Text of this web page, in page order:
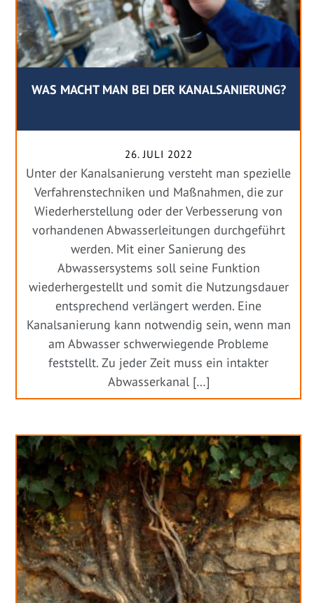
WAS MACHT MAN BEI DER KANALSANIERUNG?
26. JULI 2022
Unter der Kanalsanierung versteht man spezielle
Verfahrenstechniken und Maßnahmen, die zur
Wiederherstellung oder der Verbesserung von
vorhandenen Abwasserleitungen durchgeführt
werden. Mit einer Sanierung des
Abwassersystems soll seine Funktion
wiederhergestellt und somit die Nutzungsdauer
entsprechend verlängert werden. Eine
Kanalsanierung kann notwendig sein, wenn man
am Abwasser schwerwiegende Probleme
feststellt. Zu jeder Zeit muss ein intakter
Abwasserkanal […]